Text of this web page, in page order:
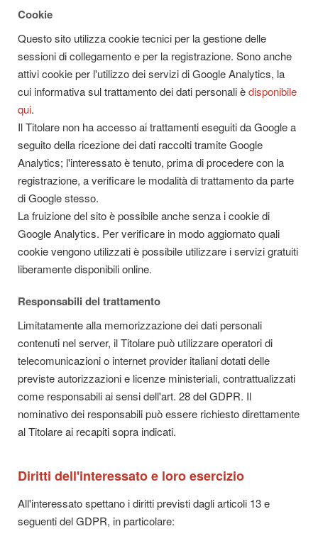
Cookie
Questo sito utilizza cookie tecnici per la gestione delle
sessioni di collegamento e per la registrazione. Sono anche
attivi cookie per l'utilizzo dei servizi di Google Analytics, la
cui informativa sul trattamento dei dati personali èdisponibile
qui.
Il Titolare non ha accesso ai trattamenti eseguiti da Google a
seguito della ricezione dei dati raccolti tramite Google
Analytics; l'interessato è tenuto, prima di procedere con la
registrazione, a verificare le modalità di trattamento da parte
di Google stesso.
La fruizione del sito è possibile anche senza i cookie di
Google Analytics. Per verificare in modo aggiornato quali
cookie vengono utilizzati è possibile utilizzare i servizi gratuiti
liberamente disponibili online.
Responsabili del trattamento
Limitatamente alla memorizzazione dei dati personali
contenuti nel server, il Titolare può utilizzare operatori di
telecomunicazioni o internet provider italiani dotati delle
previste autorizzazioni e licenze ministeriali, contrattualizzati
come responsabili ai sensi dell'art. 28 del GDPR. Il
nominativo dei responsabili può essere richiesto direttamente
al Titolare ai recapiti sopra indicati.
Diritti dell'interessato e loro esercizio
All'interessato spettano i diritti previsti dagli articoli 13 e
seguenti del GDPR, in particolare: